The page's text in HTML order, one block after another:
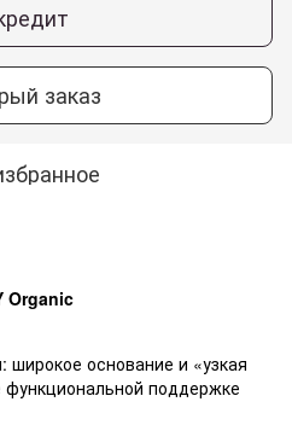
заказ
Organic
основание и «узкая
функциональной поддержке